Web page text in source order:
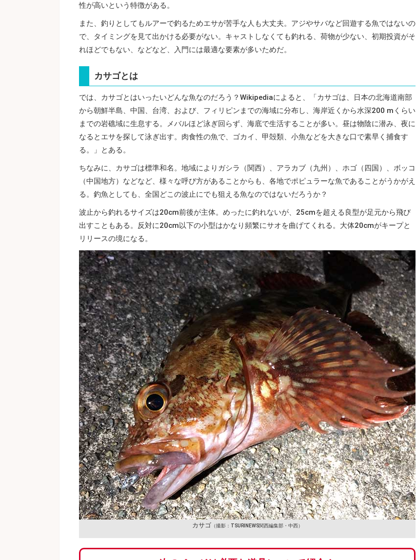
性が高いという特徴がある。
また、釣りとしてもルアーで釣るためエサが苦手な人も大丈夫。アジやサバなど回遊する魚ではないの
で、タイミングを見て出かける必要がない。キャストしなくても釣れる、荷物が少ない、初期投資がそ
れほどでもない、などなど、入門には最適な要素が多いためだ。
カサゴとは
では、カサゴとはいったいどんな魚なのだろう？Wikipediaによると、「カサゴは、日本の北海道南部
から朝鮮半島、中国、台湾、および、フィリピンまでの海域に分布し、海岸近くから水深200 mくらい
までの岩礁域に生息する。メバルほど泳ぎ回らず、海底で生活することが多い。昼は物陰に潜み、夜に
なるとエサを探して泳ぎ出す。肉食性の魚で、ゴカイ、甲殻類、小魚などを大きな口で素早く捕食す
る。」とある。
ちなみに、カサゴは標準和名。地域によりガシラ（関西）、アラカブ（九州）、ホゴ（四国）、ボッコ
（中国地方）などなど、様々な呼び方があることからも、各地でポピュラーな魚であることがうかがえ
る。釣魚としても、全国どこの波止にでも狙える魚なのではないだろうか？
波止から釣れるサイズは20cm前後が主体。めったに釣れないが、25cmを超える良型が足元から飛び
出すこともある。反対に20cm以下の小型はかなり頻繁にサオを曲げてくれる。大体20cmがキープと
リリースの境になる。
カサゴ （撮影：TSURINEWS関西編集部・中西）